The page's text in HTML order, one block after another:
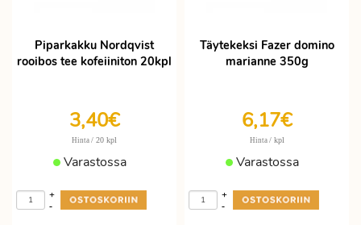
Piparkakku Nordqvist
rooibos tee kofeiiniton 20kpl
3,40€
Hinta / 20 kpl
Varastossa
-
+
Täytekeksi Fazer domino
marianne 350g
6,17€
Hinta / kpl
Varastossa
-
+